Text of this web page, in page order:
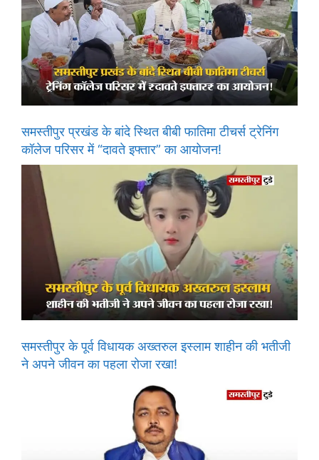
समस्तीपुर प्रखंड के बांदे स्थित बीबी फातिमा टीचर्स ट्रेनिंग
कॉलेज परिसर में “दावते इफ्तार” का आयोजन!
समस्तीपुर के पूर्व विधायक अख्तरुल इस्लाम शाहीन की भतीजी
ने अपने जीवन का पहला रोजा रखा!